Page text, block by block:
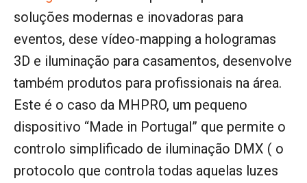
soluções modernas e inovadoras para
eventos, dese vídeo-mapping a hologramas
3D e iluminação para casamentos, desenvolve
também produtos para profissionais na área.
Este é o caso da MHPRO, um pequeno
dispositivo “Made in Portugal” que permite o
controlo simplificado de iluminação DMX ( o
protocolo que controla todas aquelas luzes